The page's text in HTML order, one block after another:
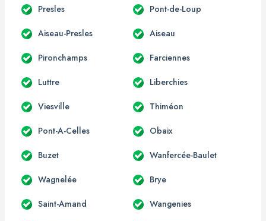
Presles Pont-de-Loup
Aiseau-Presles Aiseau
Pironchamps Farciennes
Luttre Liberchies
Viesville Thiméon
Pont-A-Celles Obaix
Buzet Wanfercée-Baulet
Wagnelée Brye
Saint-Amand Wangenies